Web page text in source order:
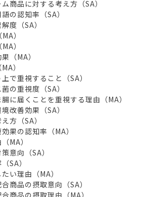
商品に対する考え方（SA）
の認知率（SA）
度（SA）
）
）
（MA）
）
で重視すること（SA）
の重視度（SA）
に届くことを重視する理由（MA）
改善効果（SA）
方（SA）
果の認知率（MA）
MA）
意向（SA）
SA）
い理由（MA）
商品の摂取意向（SA）
商品の摂取理由（MA）